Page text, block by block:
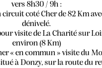
vers 8h30 / 9h :
coté Cher de 82 Km
dénivelé.
visite de La Charité sur
environ (8 Km)
« en commun » visite du
à Donzy, sur la route du